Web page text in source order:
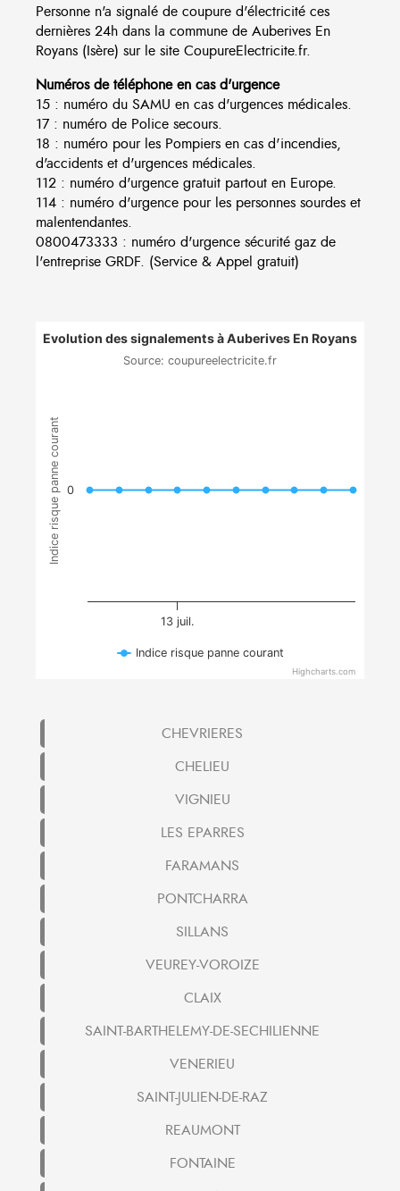
Personne n'a signalé de coupure d'électricité ces
dernières 24h dans la commune de Auberives En
Royans (Isère) sur le site CoupureElectricite.fr.
Numéros de téléphone en cas d'urgence
15 : numéro du SAMU en cas d'urgences médicales.
17 : numéro de Police secours.
18 : numéro pour les Pompiers en cas d'incendies,
d'accidents et d'urgences médicales.
112 : numéro d'urgence gratuit partout en Europe.
114 : numéro d'urgence pour les personnes sourdes et
malentendantes.
0800473333 : numéro d'urgence sécurité gaz de
l'entreprise GRDF. (Service & Appel gratuit)
Indice risque panne courant
Evolution des signalements à Auberives En Royans
Source: coupureelectricite.fr
13 juil.
0
Indice risque panne courant
Highcharts.com
CHEVRIERES
CHELIEU
VIGNIEU
LES EPARRES
FARAMANS
PONTCHARRA
SILLANS
VEUREY-VOROIZE
CLAIX
SAINT-BARTHELEMY-DE-SECHILIENNE
VENERIEU
SAINT-JULIEN-DE-RAZ
REAUMONT
FONTAINE